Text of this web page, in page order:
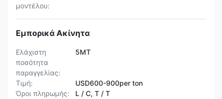
μοντέλου:
Εμπορικά Ακίνητα
Ελάχιστη
ποσότητα
παραγγελίας:
5MT
Τιμή:
USD600-900per ton
Όροι πληρωμής:
L / C, T / T